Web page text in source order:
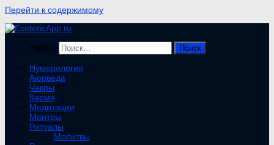
Перейти к содержимому
Найти:
Нумерология
Аюрведа
Чакры
Карма
Медитации
Мантры
Ритуалы
Молитвы